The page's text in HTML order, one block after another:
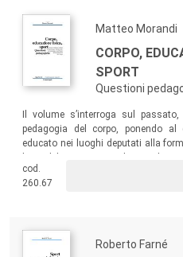
antropiche e materiali che
originali e/o tradotti e la
illuminare e analizzare
fin qui poco visibili
l’intreccio delle condizioni e
il comportamento di chi viene
Si è data importanza alle
alla sua correttezza ed
strumentazioni e, non ultimi,
vari tipi di intervento.
punto dei testi, è la
trattazione del tema
Matteo Morandi
CORPO,
SPORT
Questioni
Il volume s’interroga sul
pedagogia del corpo, ponendo
educato nei luoghi deputati alla
teorie consolidate e una storia
ginnastica, educazione al
cod.
260.67
Roberto Farné